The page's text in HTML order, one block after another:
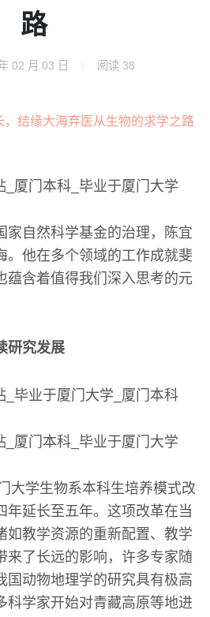
路
02 月 03 日 阅读 38
家自然科学基金的治理，陈宜
。他在多个领域的工作成就斐
蕴含着值得我们深入思考的元
研究发展
大学生物系本科生培养模式改
年延长至五年。这项改革在当
如教学资源的重新配置、教学
来了长远的影响，许多专家随
国动物地理学的研究具有极高
科学家开始对青藏高原等地进